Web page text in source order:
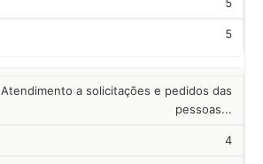
5
Atendimento a solicitações e pedidos das
pessoas...
4